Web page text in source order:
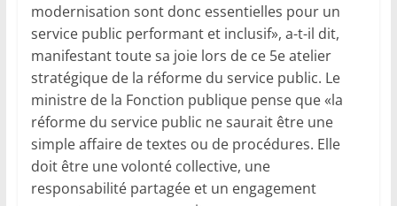
modernisation sont donc essentielles pour un
service public performant et inclusif», a-t-il dit,
manifestant toute sa joie lors de ce 5e atelier
stratégique de la réforme du service public. Le
ministre de la Fonction publique pense que «la
réforme du service public ne saurait être une
simple affaire de textes ou de procédures. Elle
doit être une volonté collective, une
responsabilité partagée et un engagement